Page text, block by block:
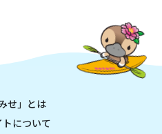
せ」とは
トについて